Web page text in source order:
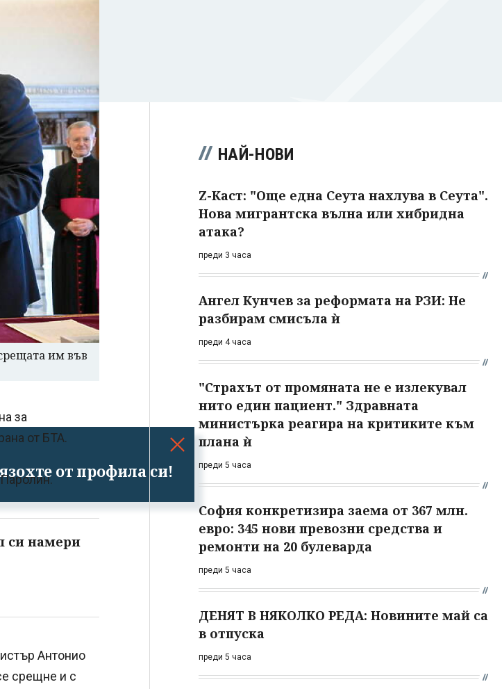
от профила си!
им във
за
от БТА.
си намери
Антонио
срещне и с
НАЙ-НОВИ
Z-Каст: "Още една Сеута нахлува в Сеута".
Нова мигрантска вълна или хибридна
атака?
преди 3 часа
Ангел Кунчев за реформата на РЗИ: Не
разбирам смисъла ѝ
преди 4 часа
"Страхът от промяната не е излекувал
нито един пациент." Здравната
министърка реагира на критиките към
плана ѝ
преди 5 часа
София конкретизира заема от 367 млн.
евро: 345 нови превозни средства и
ремонти на 20 булеварда
преди 5 часа
ДЕНЯТ В НЯКОЛКО РЕДА: Новините май са
в отпуска
преди 5 часа